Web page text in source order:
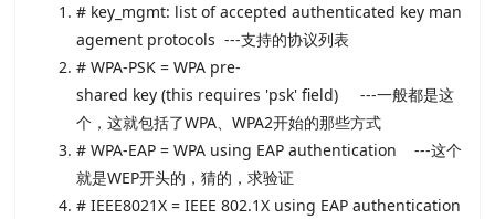
# key_mgmt: list of accepted authenticated key man
agement protocols ---支持的协议列表
# WPA-PSK = WPA pre-
shared key (this requires 'psk' field) ---一般都是这
个，这就包括了WPA、WPA2开始的那些方式
# WPA-EAP = WPA using EAP authentication ---这个
就是WEP开头的，猜的，求验证
# IEEE8021X = IEEE 802.1X using EAP authentication